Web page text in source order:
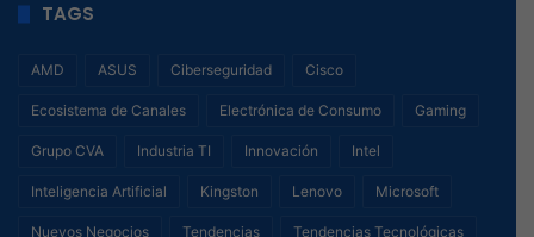
TAGS
AMD ASUS Ciberseguridad Cisco
Ecosistema de Canales Electrónica de Consumo Gaming
Grupo CVA Industria TI Innovación Intel
Inteligencia Artificial Kingston Lenovo Microsoft
Nuevos Negocios Tendencias Tendencias Tecnológicas